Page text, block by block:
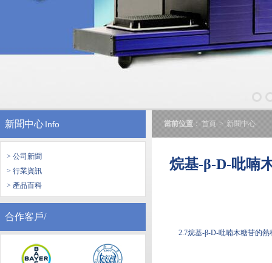
新聞中心Info
> 公司新聞
> 行業資訊
> 產品百科
合作客戶/
當前位置 ： 首頁 > 新聞中心
烷基-β-D-吡喃
2.7烷基-β-D-吡喃木糖苷的熱